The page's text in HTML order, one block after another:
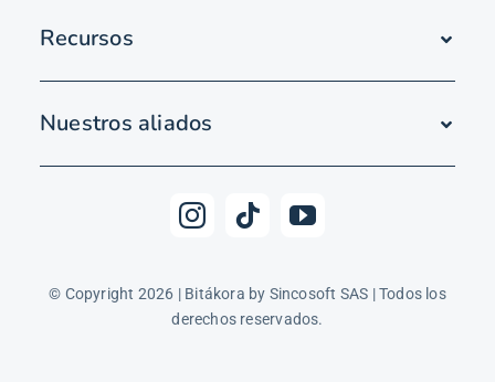
Recursos
Nuestros aliados
© Copyright 2026 | Bitákora by Sincosoft SAS | Todos los
derechos reservados.